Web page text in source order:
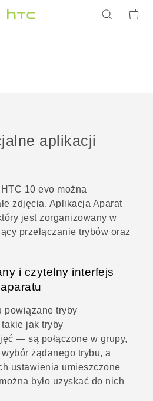
HTC
aplikacji
HTC 10 evo można
zdjęcia. Aplikacja Aparat
jest zorganizowany w
przełączanie trybów oraz
i czytelny interfejs
aparatu
powiązane tryby
jak tryby
— są połączone w grupy,
żądanego trybu, a
ustawienia umieszczone
było uzyskać do nich